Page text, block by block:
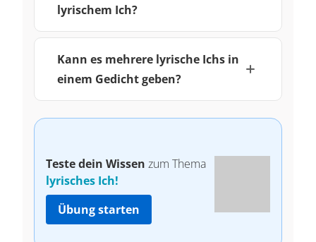
lyrischem Ich?
Kann es mehrere lyrische Ichs in
einem Gedicht geben?
Teste dein Wissen zum Thema
lyrisches Ich!
Übung starten